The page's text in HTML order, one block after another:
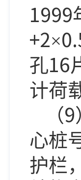
1999
+2×
孔16
计荷
（9
心桩
护栏